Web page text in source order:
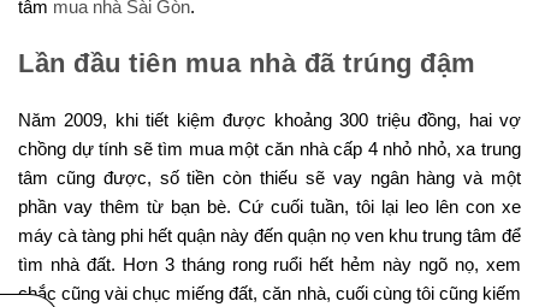
tâm mua nhà Sài Gòn.
Lần đầu tiên mua nhà đã trúng đậm
Năm 2009, khi tiết kiệm được khoảng 300 triệu đồng, hai vợ
chồng dự tính sẽ tìm mua một căn nhà cấp 4 nhỏ nhỏ, xa trung
tâm cũng được, số tiền còn thiếu sẽ vay ngân hàng và một
phần vay thêm từ bạn bè. Cứ cuối tuần, tôi lại leo lên con xe
máy cà tàng phi hết quận này đến quận nọ ven khu trung tâm để
tìm nhà đất. Hơn 3 tháng rong ruổi hết hẻm này ngõ nọ, xem
chắc cũng vài chục miếng đất, căn nhà, cuối cùng tôi cũng kiếm